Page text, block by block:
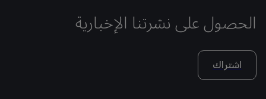
الحصول على نشرتنا الإخبارية
اشتراك